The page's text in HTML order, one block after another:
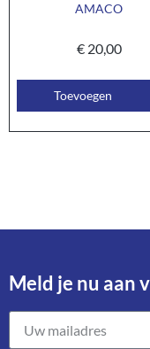
AMACO
€20,00
Toevoegen
Meld je nu aan